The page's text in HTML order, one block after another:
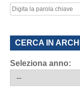
CERCA IN
Seleziona anno: